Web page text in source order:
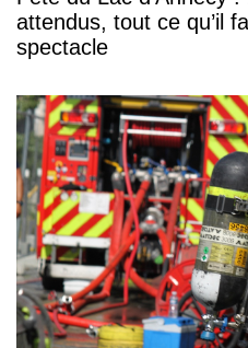
attendus, tout ce qu’il
spectacle